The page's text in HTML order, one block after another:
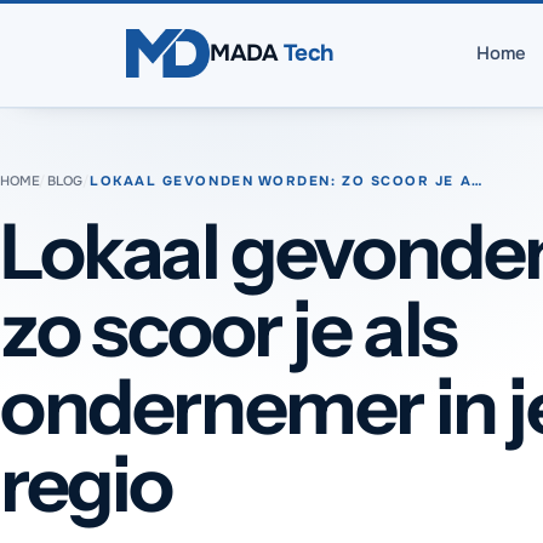
MADATech Home
HOME/ BLOG/LOKAAL GEVONDEN WORDEN: ZO SCOOR JE A…
Lokaal
zo scoor je als
ondernemer in
regio